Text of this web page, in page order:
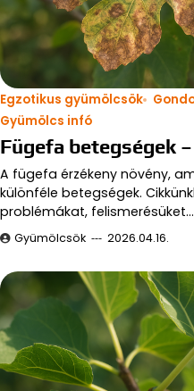
Egzotikus gyümölcsök
Gyümölcs infó
Fügefa betegségek
A fügefa érzékeny növény,
különféle betegségek.
problémákat, felismerésüket…
Gyümölcsök 2026.04.16.